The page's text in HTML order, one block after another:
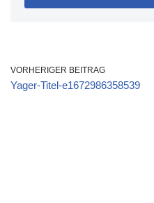
VORHERIGER BEITRAG
Yager-Titel-e1672986358539